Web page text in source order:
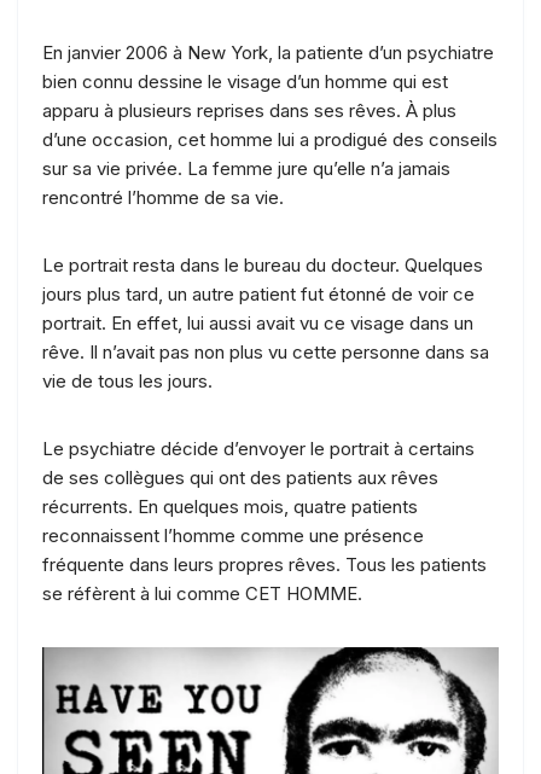
En janvier 2006 à New York, la patiente d’un psychiatre
bien connu dessine le visage d’un homme qui est
apparu à plusieurs reprises dans ses rêves. À plus
d’une occasion, cet homme lui a prodigué des conseils
sur sa vie privée. La femme jure qu’elle n’a jamais
rencontré l’homme de sa vie.
Le portrait resta dans le bureau du docteur. Quelques
jours plus tard, un autre patient fut étonné de voir ce
portrait. En effet, lui aussi avait vu ce visage dans un
rêve. Il n’avait pas non plus vu cette personne dans sa
vie de tous les jours.
Le psychiatre décide d’envoyer le portrait à certains
de ses collègues qui ont des patients aux rêves
récurrents. En quelques mois, quatre patients
reconnaissent l’homme comme une présence
fréquente dans leurs propres rêves. Tous les patients
se réfèrent à lui comme CET HOMME.